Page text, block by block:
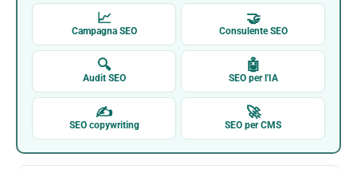
📈
Campagna SEO
🤝
Consulente SEO
🔍
Audit SEO
🤖
SEO per l'IA
✍
SEO copywriting
🚀
SEO per CMS